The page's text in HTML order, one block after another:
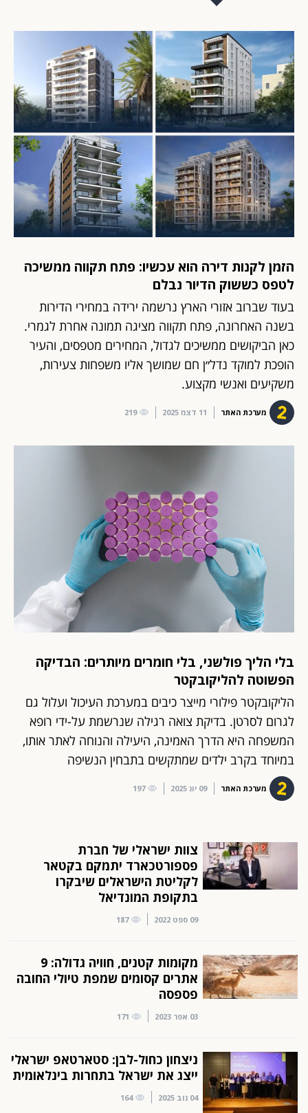
הזמן לקנות דירה הוא עכשיו: פתח תקווה ממשיכה
לטפס כששוק הדיור נבלם
בעוד שברוב אזורי הארץ נרשמה ירידה במחירי הדירות
בשנה האחרונה, פתח תקווה מציגה תמונה אחרת לגמרי.
כאן הביקושים ממשיכים לגדול, המחירים מטפסים, והעיר
הופכת למוקד נדל״ן חם שמושך אליו משפחות צעירות,
משקיעים ואנשי מקצוע.
מערכת האתר 11 דצמ 2025 219
בלי הליך פולשני, בלי חומרים מיותרים: הבדיקה
הפשוטה להליקובקטר
הליקובקטר פילורי מייצר כיבים במערכת העיכול ועלול גם
לגרום לסרטן. בדיקת צואה רגילה שנרשמת על-ידי רופא
המשפחה היא הדרך האמינה, היעילה והנוחה לאתר אותו,
במיוחד בקרב ילדים שמתקשים בתבחין הנשיפה
מערכת האתר 09 יונ 2025 197
צוות ישראלי של חברת
פספורטכארד יתמקם בקטאר
לקליטת הישראלים שיבקרו
בתקופת המונדיאל
09 ספט 2022 187
מקומות קטנים, חוויה גדולה: 9
אתרים קסומים שמפת טיולי החובה
פספסה
03 אפר 2023 171
ניצחון כחול-לבן: סטארטאפ ישראלי
ייצג את ישראל בתחרות בינלאומית
04 נוב 2025 164